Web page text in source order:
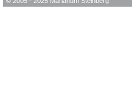
Bundesheer-Tag